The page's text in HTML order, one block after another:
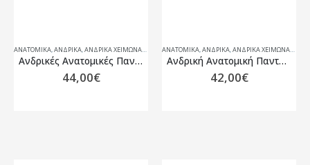
ΑΝΑΤΟΜΙΚΆ,ΑΝΔΡΙΚΑ,ΑΝΔΡΙΚΆ ΧΕΙΜΏΝΑΣ 25-26
Ανδρικές Ανατομικές Παντόφλες Fly Flot 46652
44,00€
ΑΝΑΤΟΜΙΚΆ,ΑΝΔΡΙΚΑ,ΑΝΔΡΙΚΆ ΧΕΙΜΏΝΑΣ 25-26
Ανδρική Ανατομική Παντόφλα Fly Flot 52752ML
42,00€